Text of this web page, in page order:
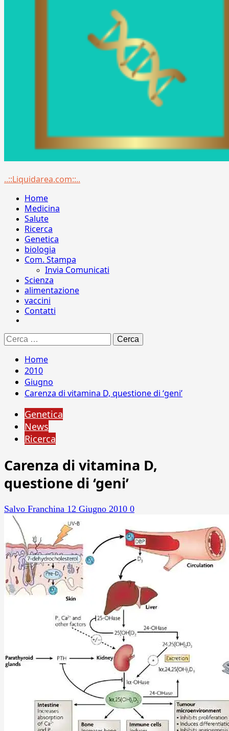
Menu
..::Liquidarea.com::..
Home
Medicina
Salute
Ricerca
Genetica
biologia
Com. Stampa
Invia Comunicati
Scienza
alimentazione
vaccini
Contatti
Ricerca
per:
Home
2010
Giugno
Carenza di vitamina D, questione di ‘geni’
Genetica
News
Ricerca
Carenza di vitamina D,
questione di ‘geni’
Salvo Franchina 12 Giugno 2010 0